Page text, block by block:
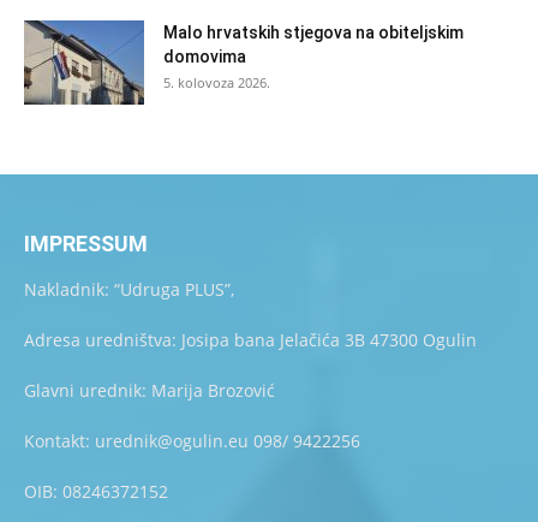
Malo hrvatskih stjegova na obiteljskim
domovima
5. kolovoza 2026.
IMPRESSUM
Nakladnik: “Udruga PLUS”,
Adresa uredništva: Josipa bana Jelačića 3B 47300 Ogulin
Glavni urednik: Marija Brozović
Kontakt: urednik@ogulin.eu 098/ 9422256
OIB: 08246372152